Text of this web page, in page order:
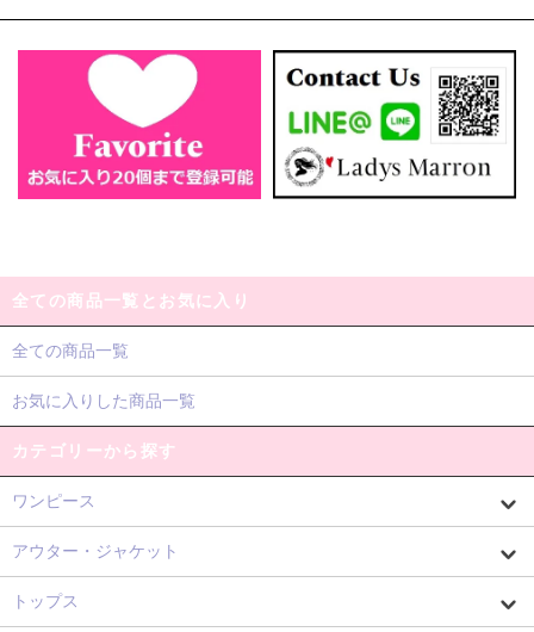
全ての商品一覧とお気に入り
全ての商品一覧
お気に入りした商品一覧
カテゴリーから探す
ワンピース
アウター・ジャケット
トップス